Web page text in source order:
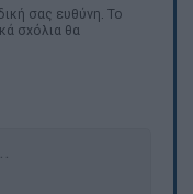
σας ευθύνη. Το
σχόλια θα